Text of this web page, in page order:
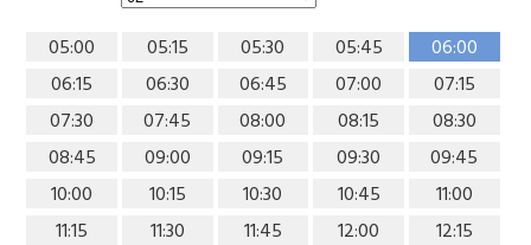
05:00 05:15 05:30 05:45
06:00
06:15
06:30 06:45 07:00
07:15
07:30
07:45 08:00 08:15
08:30
08:45
09:00 09:15 09:30
09:45
10:00
10:15 10:30 10:45
11:00
11:15
11:30 11:45 12:00
12:15